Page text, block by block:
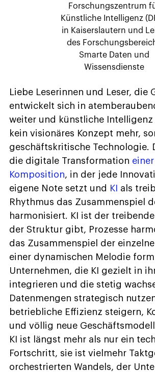
Forschungszentrum
Künstliche Intelligenz
in Kaiserslautern und
des
Smarte Daten und
Wissensdienste
Liebe Leserinnen und Leser, die
entwickelt sich in
weiter und künstliche Intelligenz
kein visionäres Konzept mehr,
geschäftskritische Technologie.
die digitale Transformation
Komposition, in der jede
eigene Note setzt und
KI
als
Rhythmus das Zusammenspiel
harmonisiert. KI ist der
der Struktur gibt, Prozesse
das Zusammenspiel der
einer dynamischen Melodie
Unternehmen, die KI gezielt in
integrieren und die stetig
Datenmengen strategisch
betriebliche Effizienz steigern,
und völlig neue
KI ist längst mehr als nur ein
Fortschritt, sie ist vielmehr
orchestrierten Wandels, der